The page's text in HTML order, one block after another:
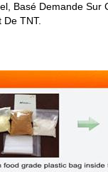
Basé Demande Sur
De TNT.